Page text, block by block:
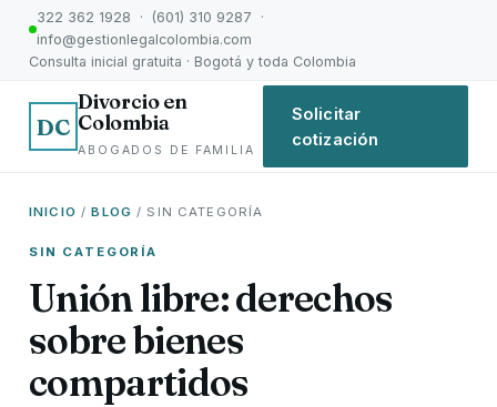
322 362 1928 · (601) 310 9287 ·
info@gestionlegalcolombia.com
Consulta inicial gratuita · Bogotá y toda Colombia
DC
Divorcio en
Colombia
ABOGADOS DE FAMILIA
Solicitar
cotización
INICIO /BLOG / SIN CATEGORÍA
SIN CATEGORÍA
Unión libre: derechos
sobre bienes
compartidos